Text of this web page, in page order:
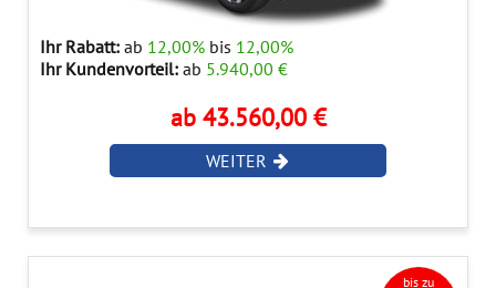
Ihr Rabatt: ab 12,00% bis 12,00%
Ihr Kundenvorteil: ab 5.940,00 €
ab 43.560,00 €
WEITER
bis zu